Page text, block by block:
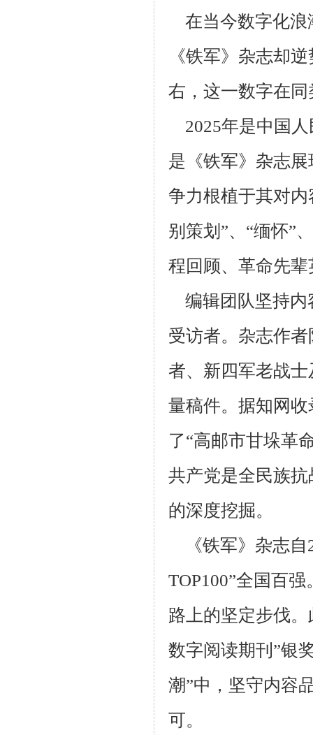
在当今数字化浪
《铁军》杂志却
右，这一数字在
2025年是中国人
是《铁军》杂志
争力根植于其对
别策划”、“缅怀”
程回顾、革命先
编辑团队坚持内
受访者。杂志作
者、新四军老战
量稿件。据知网
了“高邮市甘垛革
共产党是全民族
的深度挖掘。
《铁军》杂志自
TOP100”全国百
路上的坚定步伐
数字阅读期刊”银
潮”中，坚守内容
可。